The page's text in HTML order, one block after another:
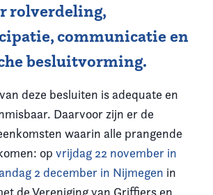
rolverdeling,
communicatie en
besluitvorming.
deze besluiten is adequate en
Daarvoor zijn er de
waarin alle prangende
op vrijdag 22 november in
2 december in Nijmegen in
de Vereniging van Griffiers en